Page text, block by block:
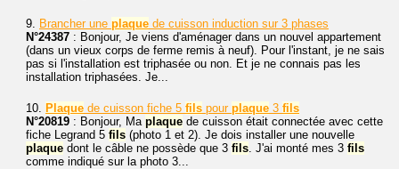
9. Brancher une plaque de cuisson induction sur 3 phases
N°24387 : Bonjour, Je viens d'aménager dans un nouvel appartement
(dans un vieux corps de ferme remis à neuf). Pour l'instant, je ne sais
pas si l'installation est triphasée ou non. Et je ne connais pas les
installation triphasées. Je...
10. Plaque de cuisson fiche 5 fils pour plaque 3 fils
N°20819 : Bonjour, Ma plaque de cuisson était connectée avec cette
fiche Legrand 5 fils (photo 1 et 2). Je dois installer une nouvelle
plaque dont le câble ne possède que 3 fils . J'ai monté mes 3 fils
comme indiqué sur la photo 3...